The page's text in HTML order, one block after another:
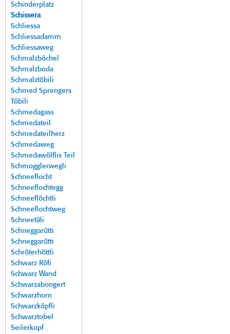
Schinderplatz
Schissera
Schliessa
Schliessadamm
Schliessaweg
Schmalzböchel
Schmalzboda
Schmalztöbili
Schmed Sprengers
Töbili
Schmedagass
Schmedateil
Schmedateilherz
Schmedaweg
Schmedawölflis Teil
Schmogglerwegli
Schneeflocht
Schneeflochtegg
Schneeflöchtli
Schneeflochtweg
Schneetäli
Schneggarütti
Schneggarütti
Schröterhöttli
Schwarz Röfi
Schwarz Wand
Schwarzabongert
Schwarzhorn
Schwarzköpfli
Schwarztobel
Seilerkopf